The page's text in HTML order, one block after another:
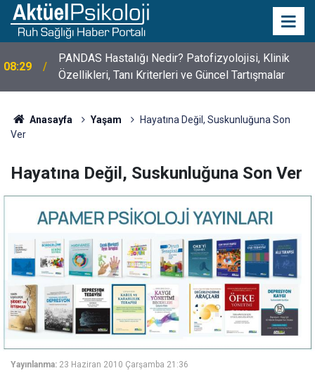
10:30
10 Mayıs Psikologlar Günü Nasıl Ortaya Çıktı? 10
Mayıs Tarihinin Hikayesi
Anasayfa Yaşam
Hayatına Değil, Suskunluğuna Son
Ver
Hayatına Değil, Suskunluğuna Son Ver
Yayınlanma: 23 Haziran 2010 Çarşamba 21:36